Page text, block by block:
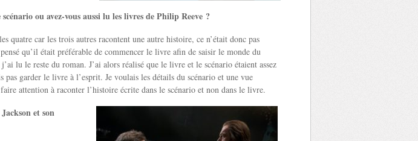
ou avez-vous aussi lu les livres de Philip Reeve ?
quatre car les trois autres racontent une autre histoire, ce n’était donc pas
qu’il était préférable de commencer le livre afin de saisir le monde du
lu le reste du roman. J’ai alors réalisé que le livre et le scénario étaient assez
pas garder le livre à l’esprit. Je voulais les détails du scénario et une vue
attention à raconter l’histoire écrite dans le scénario et non dans le livre.
et son